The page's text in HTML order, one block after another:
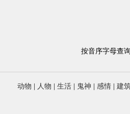
按音序字母查
动物 人物 生活 鬼神 感情 建